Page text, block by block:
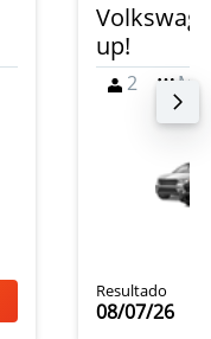
up!
2 M
Resultado
08/07/26